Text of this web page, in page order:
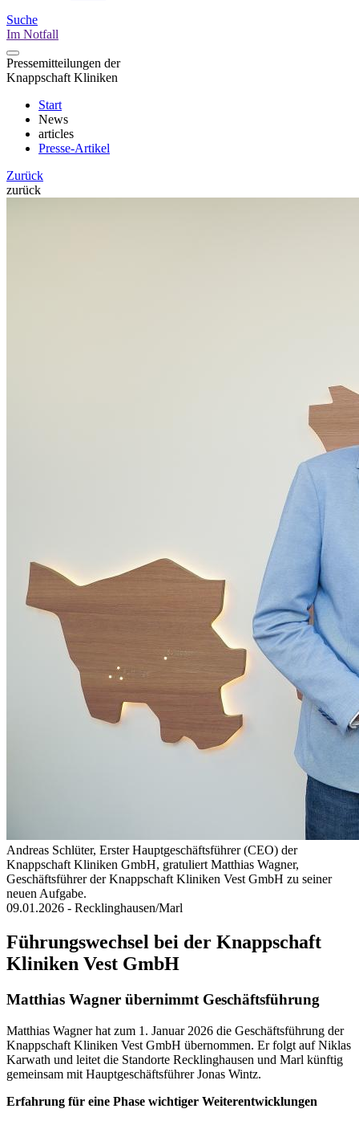
Suche
Im Notfall
Pressemitteilungen der
Knappschaft Kliniken
Start
News
articles
Presse-Artikel
Zurück
zurück
Andreas Schlüter, Erster Hauptgeschäftsführer (CEO) der
Knappschaft Kliniken GmbH, gratuliert Matthias Wagner,
Geschäftsführer der Knappschaft Kliniken Vest GmbH zu seiner
neuen Aufgabe.
09.01.2026 - Recklinghausen/Marl
Führungswechsel bei der Knappschaft
Kliniken Vest GmbH
Matthias Wagner übernimmt Geschäftsführung
Matthias Wagner hat zum 1. Januar 2026 die Geschäftsführung der
Knappschaft Kliniken Vest GmbH übernommen. Er folgt auf Niklas
Karwath und leitet die Standorte Recklinghausen und Marl künftig
gemeinsam mit Hauptgeschäftsführer Jonas Wintz.
Erfahrung für eine Phase wichtiger Weiterentwicklungen